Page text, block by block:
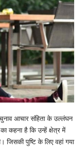
आचार संहिता के उल्लंघन
कहना है कि उन्हें क्षेत्र में
जिसकी पुष्टि के लिए वहां गया